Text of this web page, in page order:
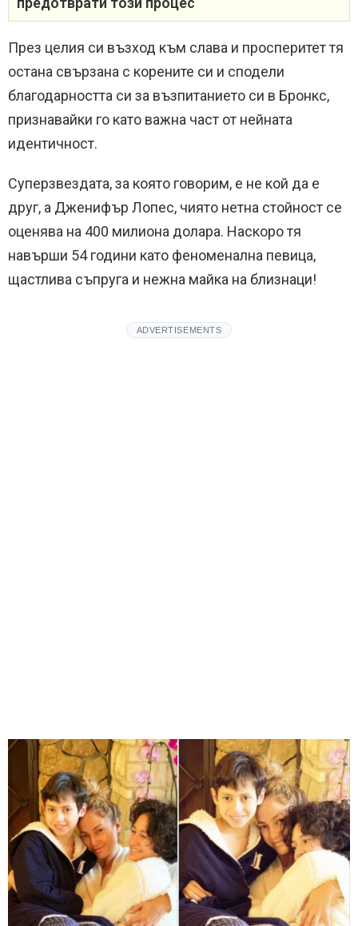
През целия си възход към слава и просперитет тя
остана свързана с корените си и сподели
благодарността си за възпитанието си в Бронкс,
признавайки го като важна част от нейната
идентичност.
Суперзвездата, за която говорим, е не кой да е
друг, а Дженифър Лопес, чиято нетна стойност се
оценява на 400 милиона долара. Наскоро тя
навърши 54 години като феноменална певица,
щастлива съпруга и нежна майка на близнаци!
ADVERTISEMENTS